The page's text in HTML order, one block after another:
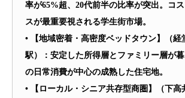
率が65%超、20代前半の比率が突出。コ
スが最重要視される学生街市場。
• 【地域密着・高密度ベッドタウン】（経
駅）：安定した所得層とファミリー層が
の日常消費が中心の成熟した住宅地。
• 【ローカル・シニア共存型商圏】（下高